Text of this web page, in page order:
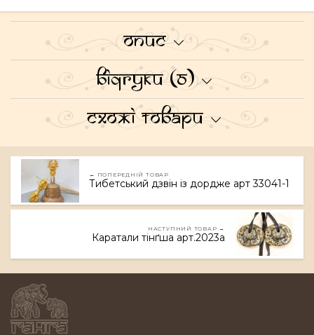
Опис
Відгуки (0)
Схожі товари
← ПОПЕРЕДНІЙ ТОВАР
Тибетський дзвін із дордже арт 33041-1
НАСТУПНИЙ ТОВАР →
Каратали тінґша арт.2023a